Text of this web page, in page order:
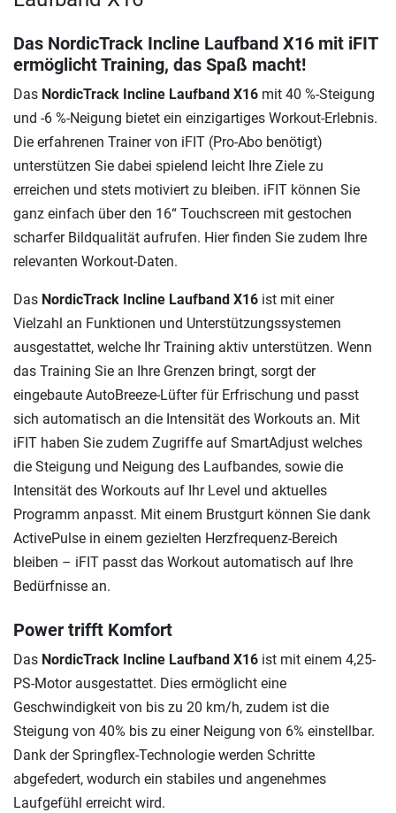
Das NordicTrack Incline Laufband X16 mit iFIT
ermöglicht Training, das Spaß macht!
Das NordicTrack Incline Laufband X16 mit 40 %-Steigung
und -6 %-Neigung bietet ein einzigartiges Workout-Erlebnis.
Die erfahrenen Trainer von iFIT (Pro-Abo benötigt)
unterstützen Sie dabei spielend leicht Ihre Ziele zu
erreichen und stets motiviert zu bleiben. iFIT können Sie
ganz einfach über den 16“ Touchscreen mit gestochen
scharfer Bildqualität aufrufen. Hier finden Sie zudem Ihre
relevanten Workout-Daten.
Das NordicTrack Incline Laufband X16 ist mit einer
Vielzahl an Funktionen und Unterstützungssystemen
ausgestattet, welche Ihr Training aktiv unterstützen. Wenn
das Training Sie an Ihre Grenzen bringt, sorgt der
eingebaute AutoBreeze-Lüfter für Erfrischung und passt
sich automatisch an die Intensität des Workouts an. Mit
iFIT haben Sie zudem Zugriffe auf SmartAdjust welches
die Steigung und Neigung des Laufbandes, sowie die
Intensität des Workouts auf Ihr Level und aktuelles
Programm anpasst. Mit einem Brustgurt können Sie dank
ActivePulse in einem gezielten Herzfrequenz-Bereich
bleiben – iFIT passt das Workout automatisch auf Ihre
Bedürfnisse an.
Power trifft Komfort
Das NordicTrack Incline Laufband X16 ist mit einem 4,25-
PS-Motor ausgestattet. Dies ermöglicht eine
Geschwindigkeit von bis zu 20 km/h, zudem ist die
Steigung von 40% bis zu einer Neigung von 6% einstellbar.
Dank der Springflex-Technologie werden Schritte
abgefedert, wodurch ein stabiles und angenehmes
Laufgefühl erreicht wird.